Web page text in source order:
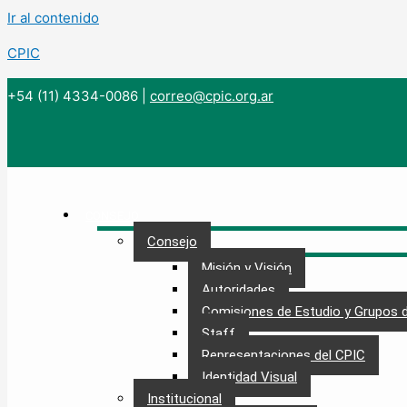
Ir al contenido
CPIC
+54 (11) 4334-0086 correo@cpic.org.ar
Consejo
Misión y Visión
Autoridades
Comisiones de Estudio y Grupos
Staff
Representaciones del CPIC
Identidad Visual
Institucional